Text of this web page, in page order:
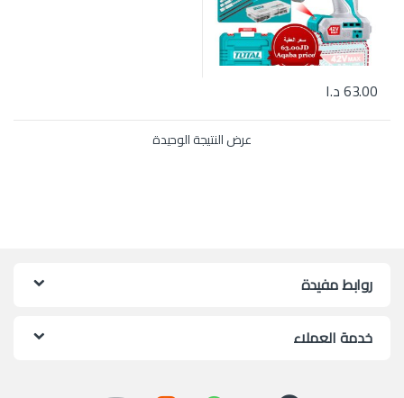
63.00د.ا
عرض النتيجة الوحيدة
روابط مفيدة
خدمة العملاء